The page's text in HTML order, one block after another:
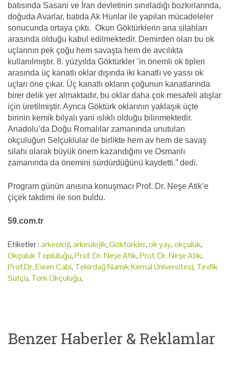
batısında Sasani ve İran devletinin sınırladığı bozkırlarında,
doğuda Avarlar, batıda Ak Hunlar ile yapılan mücadeleler
sonucunda ortaya çıktı. Okun Göktürklerin ana silahları
arasında olduğu kabul edilmektedir. Demirden olan bu ok
uçlarının pek çoğu hem savaşta hem de avcılıkta
kullanılmıştır. 8. yüzyılda Göktürkler ’in önemli ok tipleri
arasında üç kanatlı oklar dışında iki kanatlı ve yassı ok
uçları öne çıkar. Üç kanatlı okların çoğunun kanatlarında
birer delik yer almaktadır, bu oklar daha çok mesafeli atışlar
için üretilmiştir. Ayrıca Göktürk oklarının yaklaşık üçte
birinin kemik bilyalı yani ıslıklı olduğu bilinmektedir.
Anadolu’da Doğu Romalılar zamanında unutulan
okçuluğun Selçuklular ile birlikte hem av hem de savaş
silahı olarak büyük önem kazandığını ve Osmanlı
zamanında da önemini sürdürdüğünü kaydetti.” dedi.
Program günün anısına konuşmacı Prof. Dr. Neşe Atik’e
çiçek takdimi ile son buldu.
59.com.tr
Etiketler :arkeoloji,arkeolojik,Göktürkler,ok yay,okçuluk,
Okçuluk Topluluğu,Prof. Dr. Neşe Atik,Prof. Dr. Neşe Atik,
Prof.Dr. Evren Cabi, Tekirdağ Namık Kemal Üniversitesi, Tevfik
Sütçü, Türk Okçuluğu,
Benzer Haberler & Reklamlar